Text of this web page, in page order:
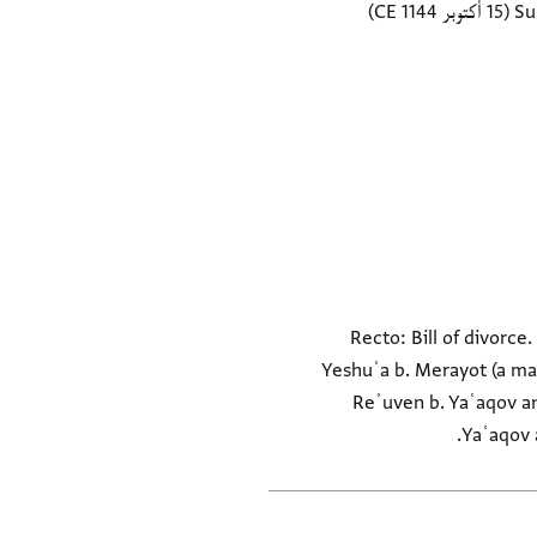
(15 أكتوبر 1144 CE)
Recto: Bill of divorce.
Yeshuʿa b. Merayot (a
Reʾuven b. Yaʿaqov